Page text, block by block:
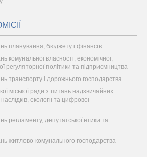
планування, бюджету і фінансів
комунальної власності, економічної,
регуляторної політики та підприємництва
транспорту і дорожнього господарства
міської ради з питань надзвичайних
наслідків, екології та цифрової
регламенту, депутатської етики та
житлово-комунального господарства